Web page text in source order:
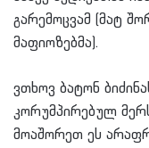
გარემოცვამ (მატ
მაფიოზებმა).
ვთხოვ ბატონ
კორუმპირებულ
მოაშორეთ ეს